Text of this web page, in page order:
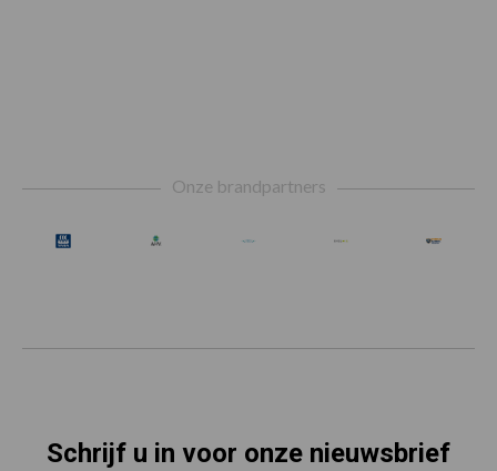
Onze brandpartners
Schrijf u in voor onze nieuwsbrief